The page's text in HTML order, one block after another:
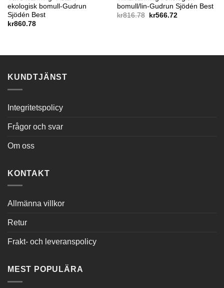
ekologisk bomull-Gudrun
Sjödén Best
kr860.78
bomull/lin-Gudrun Sjödén Best
kr816.78
Det
kr566.72Det
KUNDTJÄNST
Integritetspolicy
Frågor och svar
Om oss
KONTAKT
Allmänna villkor
Retur
Frakt- och leveranspolicy
MEST POPULÄRA